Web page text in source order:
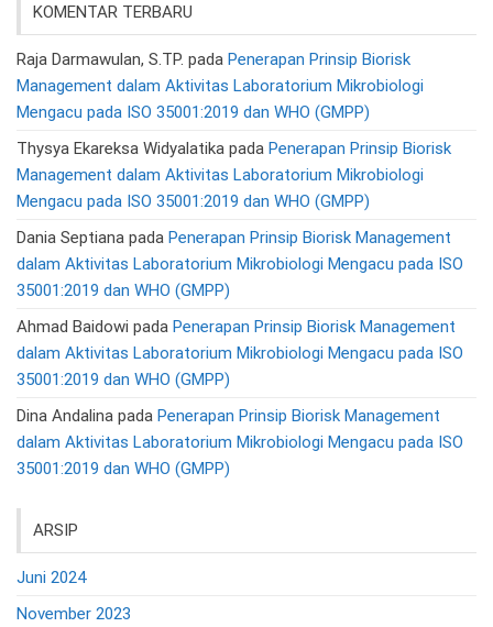
KOMENTAR TERBARU
Raja Darmawulan, S.TP. pada Penerapan Prinsip Biorisk
Management dalam Aktivitas Laboratorium Mikrobiologi
Mengacu pada ISO 35001:2019 dan WHO (GMPP)
Thysya Ekareksa Widyalatika pada Penerapan Prinsip Biorisk
Management dalam Aktivitas Laboratorium Mikrobiologi
Mengacu pada ISO 35001:2019 dan WHO (GMPP)
Dania Septiana pada Penerapan Prinsip Biorisk Management
dalam Aktivitas Laboratorium Mikrobiologi Mengacu pada ISO
35001:2019 dan WHO (GMPP)
Ahmad Baidowi pada Penerapan Prinsip Biorisk Management
dalam Aktivitas Laboratorium Mikrobiologi Mengacu pada ISO
35001:2019 dan WHO (GMPP)
Dina Andalina pada Penerapan Prinsip Biorisk Management
dalam Aktivitas Laboratorium Mikrobiologi Mengacu pada ISO
35001:2019 dan WHO (GMPP)
ARSIP
Juni 2024
November 2023